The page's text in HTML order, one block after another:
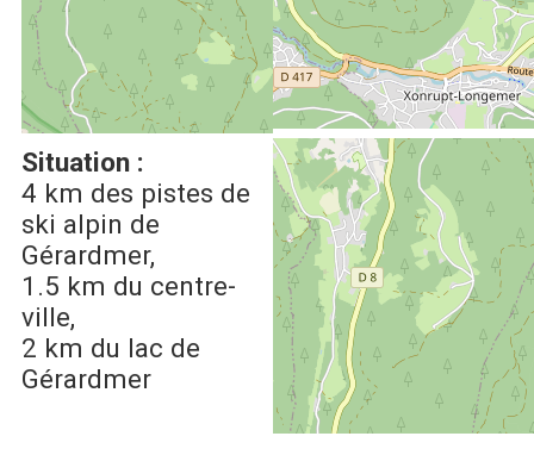
Afficher la carte GoogleMaps
Situation :
4 km des pistes de
ski alpin de
Gérardmer
1.5 km du centre-
ville
2 km du lac de
Gérardmer